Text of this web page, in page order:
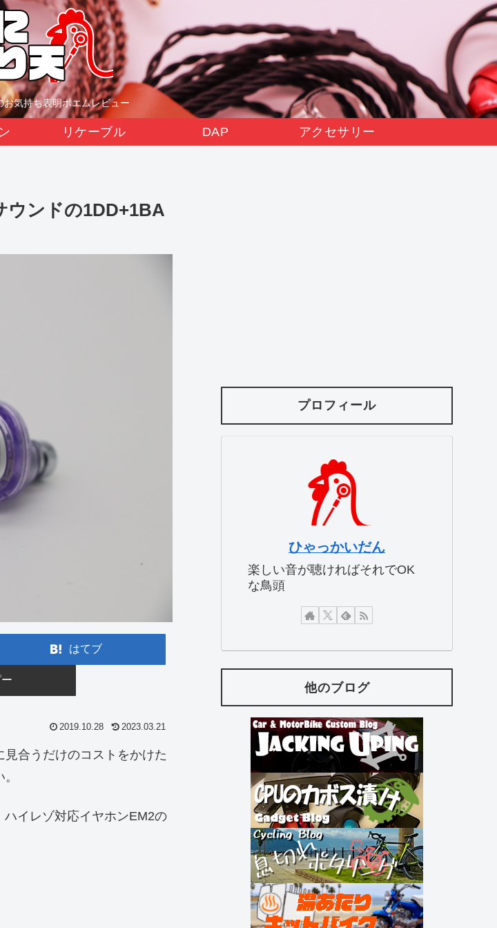
お気持ち表明ポエムレビュー
リケーブル DAP アクセサリー
ウンドの1DD+1BA
はてブ
2019.10.28 2023.03.21
見合うだけのコストをかけた
イレゾ対応イヤホンEM2の
プロフィール
ひゃっかいだん
楽しい音が聴ければそれでOK
な鳥頭
他のブログ